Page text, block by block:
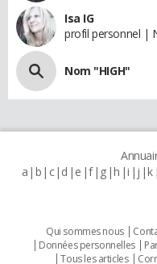
Isa IG
profil personnel |
Nom "HIGH"
a b c d e f g h i j k
Qui sommes nous
Données personnelles
Tous les articles